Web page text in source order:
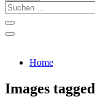
Suchen
nach:
Home
Images